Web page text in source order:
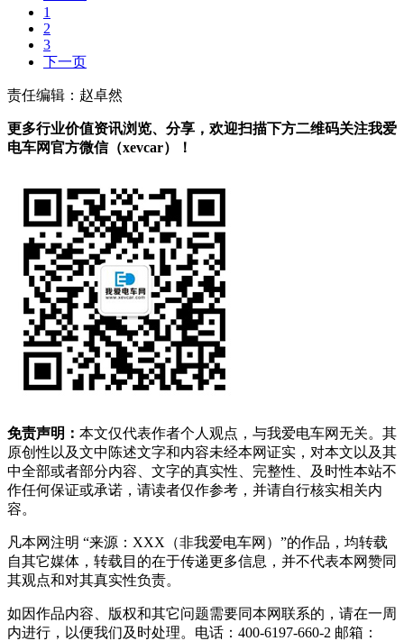
1
2
3
下一页
责任编辑：赵卓然
更多行业价值资讯浏览、分享，欢迎扫描下方二维码关注我爱
电车网官方微信（xevcar）！
免责声明： 本文仅代表作者个人观点，与我爱电车网无关。其
原创性以及文中陈述文字和内容未经本网证实，对本文以及其
中全部或者部分内容、文字的真实性、完整性、及时性本站不
作任何保证或承诺，请读者仅作参考，并请自行核实相关内
容。
凡本网注明 “来源：XXX（非我爱电车网）”的作品，均转载
自其它媒体，转载目的在于传递更多信息，并不代表本网赞同
其观点和对其真实性负责。
如因作品内容、版权和其它问题需要同本网联系的，请在一周
内进行，以便我们及时处理。电话：400-6197-660-2 邮箱：